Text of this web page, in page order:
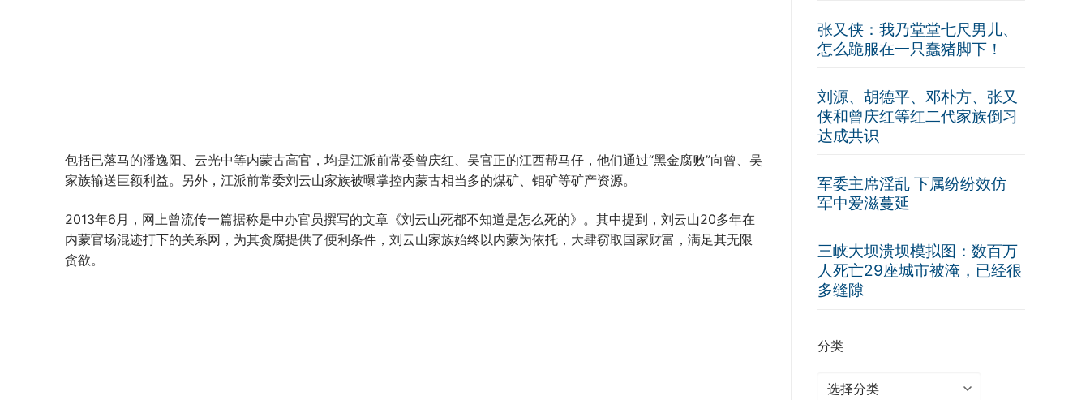
包括已落马的潘逸阳、云光中等内蒙古高官，均是江派前常委曾庆红、吴官正的江西帮马仔，他们通过“黑金腐败”向曾、吴
家族输送巨额利益。另外，江派前常委刘云山家族被曝掌控内蒙古相当多的煤矿、钼矿等矿产资源。
2013年6月，网上曾流传一篇据称是中办官员撰写的文章《刘云山死都不知道是怎么死的》。其中提到，刘云山20多年在
内蒙官场混迹打下的关系网，为其贪腐提供了便利条件，刘云山家族始终以内蒙为依托，大肆窃取国家财富，满足其无限
贪欲。
张又侠：我乃堂堂七尺男儿、
怎么跪服在一只蠢猪脚下！
刘源、胡德平、邓朴方、张又
侠和曾庆红等红二代家族倒习
达成共识
军委主席淫乱 下属纷纷效仿
军中爱滋蔓延
三峡大坝溃坝模拟图：数百万
人死亡29座城市被淹，已经很
多缝隙
分类
分